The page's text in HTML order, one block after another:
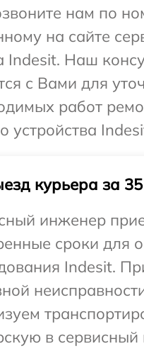
нам по
на сайте
Indesit. Наш
с Вами для
работ
устройства
курьера за
инженер
сроки для
Indesit.
в сервисный